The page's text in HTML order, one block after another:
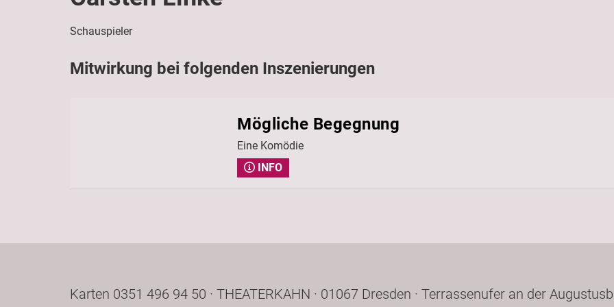
Schauspieler
Mitwirkung bei folgenden Inszenierungen
Mögliche Begegnung
Eine Komödie
INFO
Karten 0351 496 94 50 · THEATERKAHN · 01067 Dresden · Terrassenufer an der